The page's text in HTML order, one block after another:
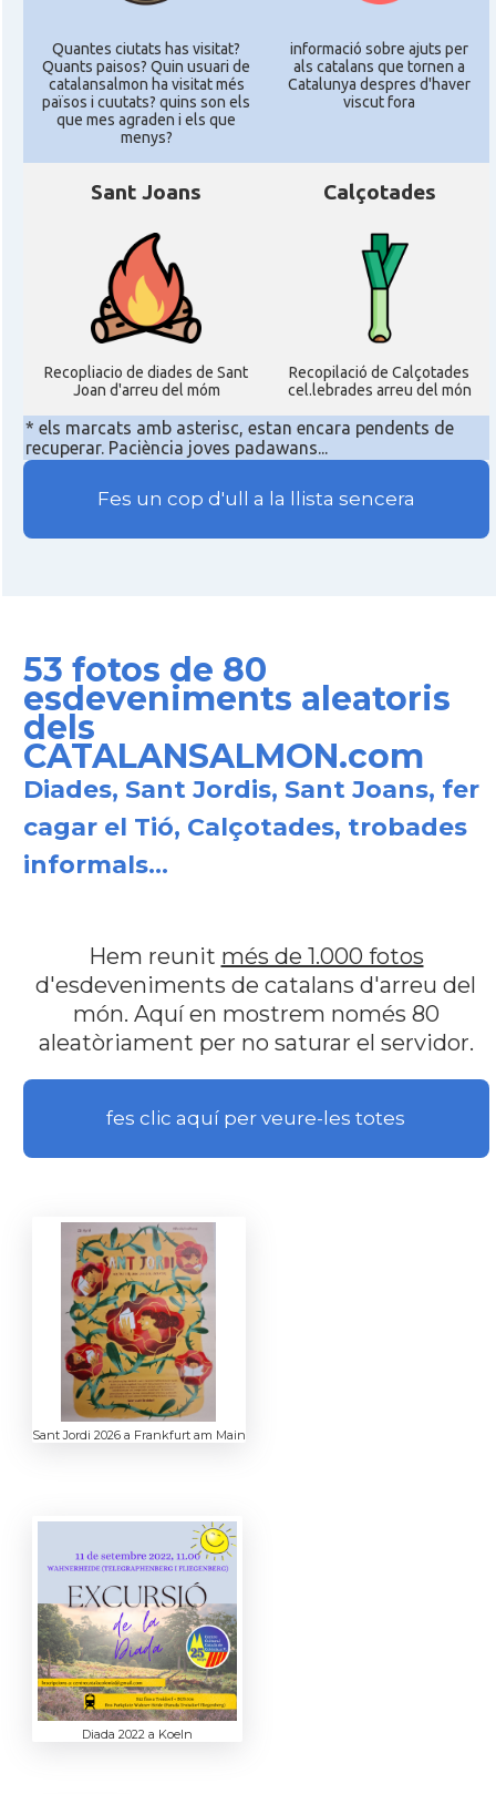
Quantes ciutats has visitat?
Quants paisos? Quin usuari de
catalansalmon ha visitat més
països i cuutats? quins son els
que mes agraden i els que
menys?
informació sobre ajuts per
als catalans que tornen a
Catalunya despres d'haver
viscut fora
Sant Joans
Recopliacio de diades de Sant
Joan d'arreu del móm
Calçotades
Recopilació de Calçotades
cel.lebrades arreu del món
* els marcats amb asterisc, estan encara pendents de
recuperar. Paciència joves padawans...
Fes un cop d'ull a la llista sencera
53 fotos de 80
esdeveniments aleatoris
dels
CATALANSALMON.com
Diades, Sant Jordis, Sant Joans, fer
cagar el Tió, Calçotades, trobades
informals...
Hem reunit més de 1.000 fotos
d'esdeveniments de catalans d'arreu del
món. Aquí en mostrem només 80
aleatòriament per no saturar el servidor.
fes clic aquí per veure-les totes
Sant Jordi 2026 a Frankfurt am Main
Diada 2022 a Koeln